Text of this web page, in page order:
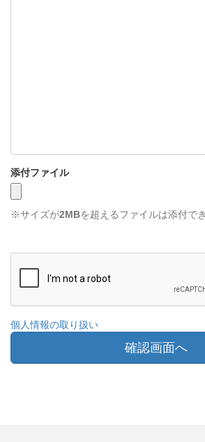
添付ファイル
※サイズが2MBを超えるファイルは添付で
個人情報の取り扱い
確認画面へ